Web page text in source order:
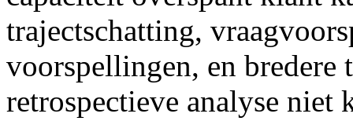
trajectschatting,
voorspellingen, en bredere
retrospectieve analyse niet